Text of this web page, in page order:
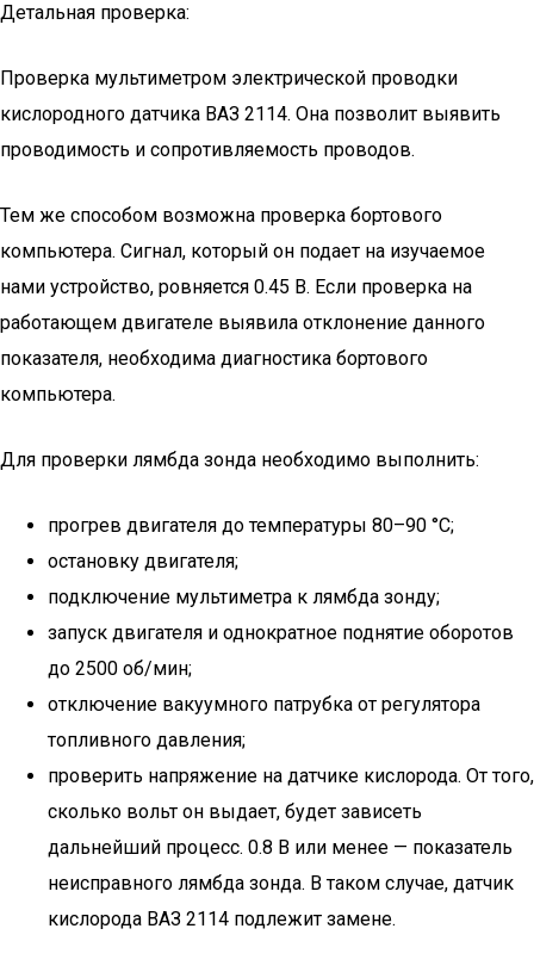
Детальная проверка:
Проверка мультиметром электрической проводки
кислородного датчика ВАЗ 2114. Она позволит выявить
проводимость и сопротивляемость проводов.
Тем же способом возможна проверка бортового
компьютера. Сигнал, который он подает на изучаемое
нами устройство, ровняется 0.45 В. Если проверка на
работающем двигателе выявила отклонение данного
показателя, необходима диагностика бортового
компьютера.
Для проверки лямбда зонда необходимо выполнить:
прогрев двигателя до температуры 80–90 °C;
остановку двигателя;
подключение мультиметра к лямбда зонду;
запуск двигателя и однократное поднятие оборотов
до 2500 об/мин;
отключение вакуумного патрубка от регулятора
топливного давления;
проверить напряжение на датчике кислорода. От того,
сколько вольт он выдает, будет зависеть
дальнейший процесс. 0.8 В или менее — показатель
неисправного лямбда зонда. В таком случае, датчик
кислорода ВАЗ 2114 подлежит замене.